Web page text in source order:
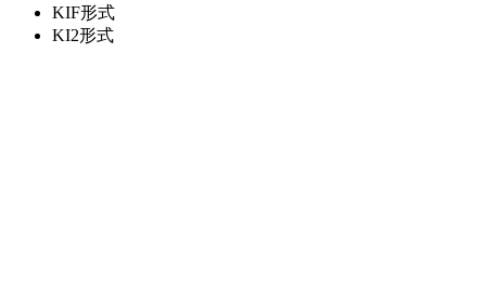
KIF形式
KI2形式